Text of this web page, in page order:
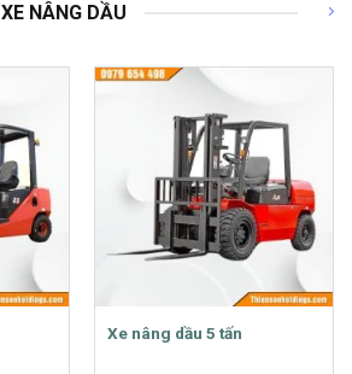
XE NÂNG DẦU
Xe nâng dầu 5 tấn